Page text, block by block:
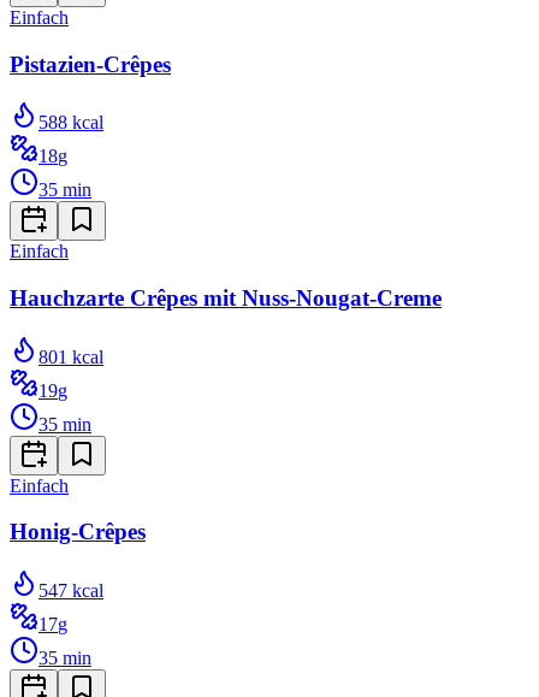
Einfach
Pistazien-Crêpes
588 kcal
18g
35 min
Einfach
Hauchzarte Crêpes mit Nuss-Nougat-Creme
801 kcal
19g
35 min
Einfach
Honig-Crêpes
547 kcal
17g
35 min